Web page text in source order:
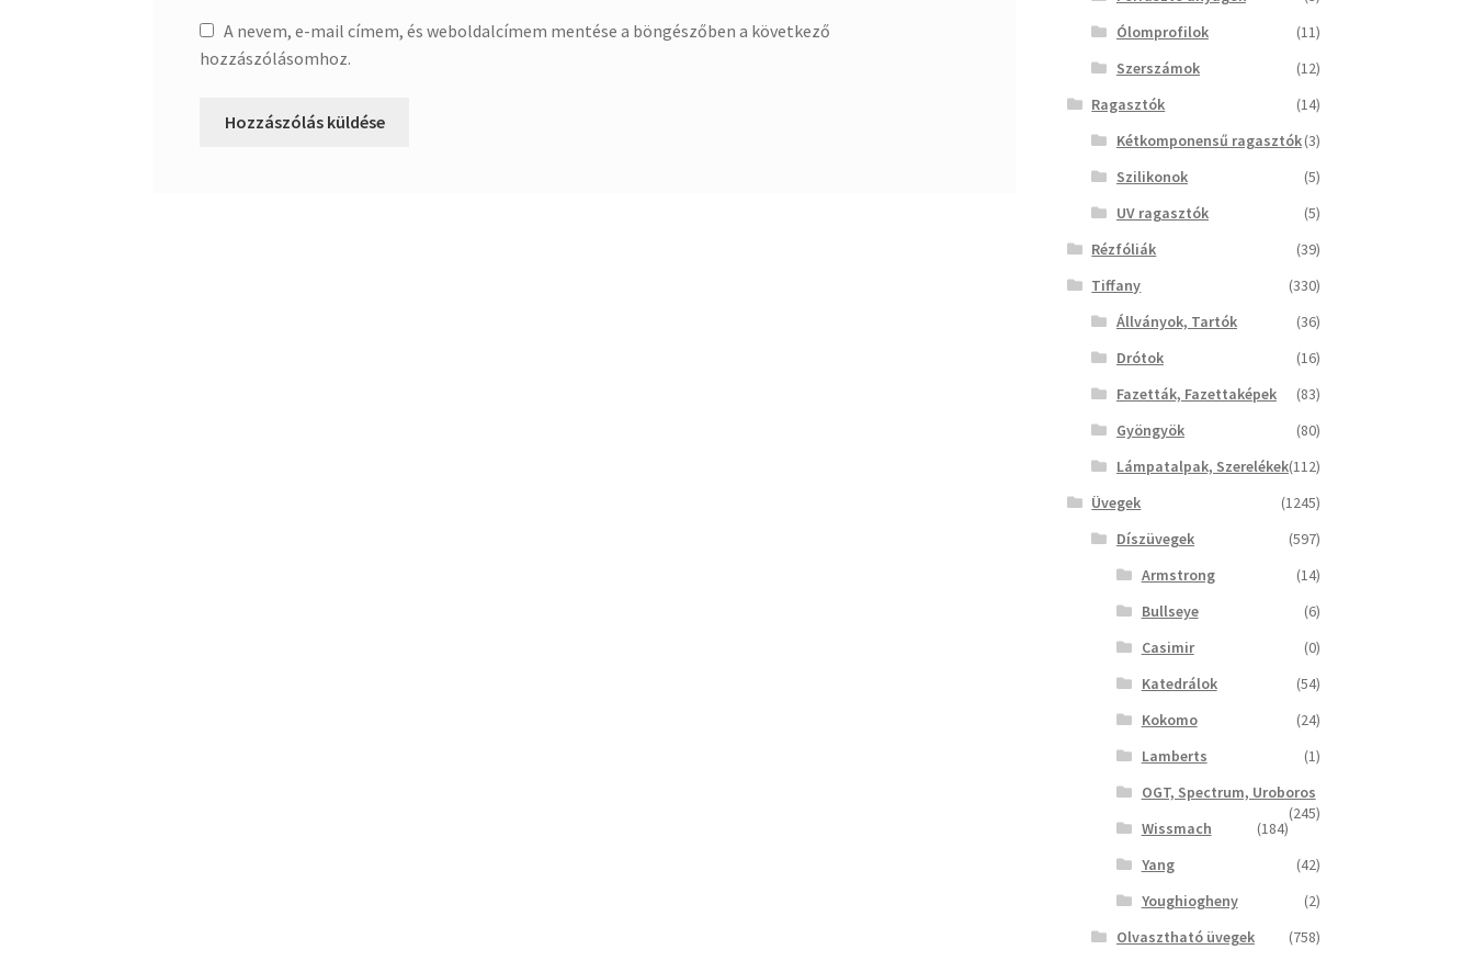
A nevem, e-mail címem, és weboldalcímem mentése a böngészőben a következő
hozzászólásomhoz.
Ólomprofilok
(11)
Szerszámok
(12)
Ragasztók
(14)
Kétkomponensű ragasztók(3)
Szilikonok
(5)
UV ragasztók
(5)
Rézfóliák
(39)
Tiffany
(330)
Állványok, Tartók
(36)
Drótok
(16)
Fazetták, Fazettaképek
(83)
Gyöngyök
(80)
Lámpatalpak, Szerelékek(112)
Üvegek
(1245)
Díszüvegek
(597)
Armstrong
(14)
Bullseye
(6)
Casimir
(0)
Katedrálok
(54)
Kokomo
(24)
Lamberts
(1)
OGT, Spectrum, Uroboros
(245)
Wissmach
(184)
Yang
(42)
Youghiogheny
(2)
Olvasztható üvegek
(758)